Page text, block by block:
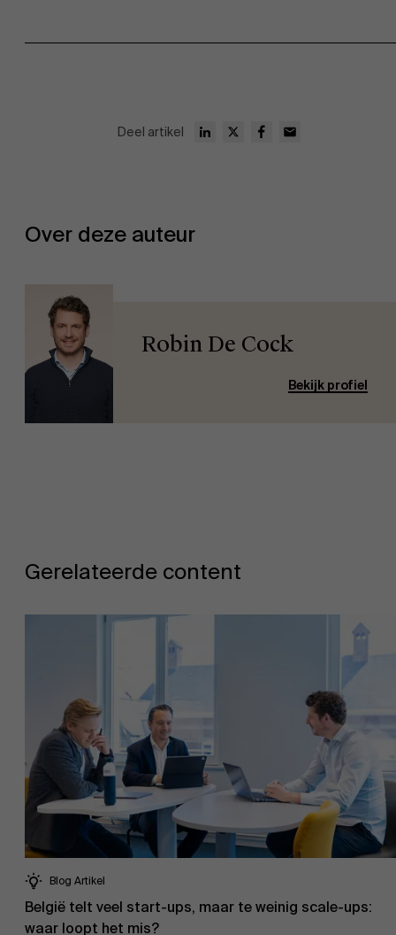
Deel artikel
Over deze auteur
Robin De Cock
Bekijk profiel
Gerelateerde content
Blog Artikel
België telt veel start-ups, maar te weinig scale-ups:
waar loopt het mis?